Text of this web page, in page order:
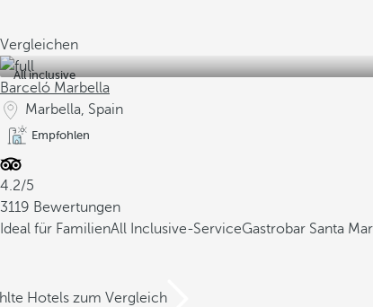
Vergleichen
All inclusive
Barceló Marbella
Marbella, Spain
Empfohlen
4.2/5
3119 Bewertungen
Ideal für FamilienAll Inclusive-ServiceGastrobar Santa
Hotels zum Vergleich